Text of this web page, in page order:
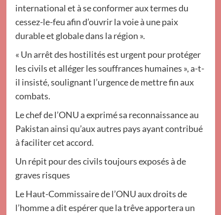
international et à se conformer aux termes du
cessez-le-feu afin d’ouvrir la voie à une paix
durable et globale dans la région ».
« Un arrêt des hostilités est urgent pour protéger
les civils et alléger les souffrances humaines », a-t-
il insisté, soulignant l’urgence de mettre fin aux
combats.
Le chef de l’ONU a exprimé sa reconnaissance au
Pakistan ainsi qu’aux autres pays ayant contribué
à faciliter cet accord.
Un répit pour des civils toujours exposés à de
graves risques
Le Haut-Commissaire de l’ONU aux droits de
l’homme a dit espérer que la trêve apportera un